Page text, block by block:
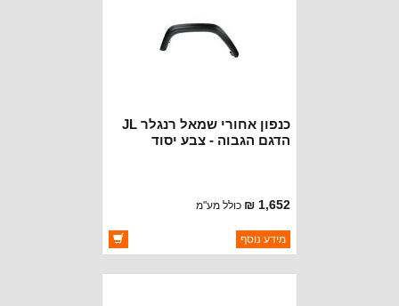
כנפון אחורי שמאל רנגלר JL
הדגם הגבוה - צבע יסוד
1,652 ₪ כולל מע"מ
ברקוד: 6CE87TZZAF-PRIMER
יצרן:OAKMAN OFFROAD
מידע נוסף